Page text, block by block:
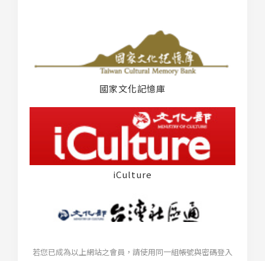
國家文化記憶庫
iCulture
若您已成為以上網站之會員，請使用同一組帳號與密碼登入